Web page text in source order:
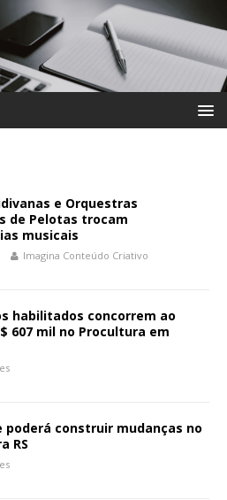
e Orquestras
de Pelotas trocam
musicais
Imagina Conteúdo Criativo
habilitados concorrem ao
607 mil no Procultura em
poderá construir mudanças no
RS